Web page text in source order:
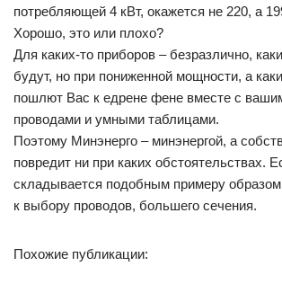
потребляющей 4 кВт, окажется не 220, а
Хорошо, это или плохо?
Для каких-то приборов – безразлично,
будут, но при пониженной мощности, а
пошлют Вас к едрене фене вместе с
проводами и умными таблицами.
Поэтому Минэнерго – минэнергой, а
повредит ни при каких обстоятельствах.
складывается подобным примеру
к выбору проводов, большего сечения.
Похожие публикации: